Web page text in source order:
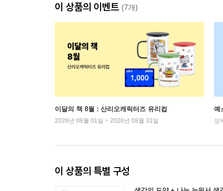
이 상품의 이벤트 (7개)
이달의 책 8월 : 산리오캐릭터즈 유리컵
2026년 08월 01일 ~ 2026년 08월 31일
예
상
이 상품의 특별 구성